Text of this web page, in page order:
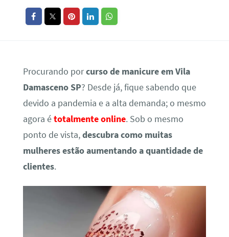
Procurando porcurso de manicure em Vila
Damasceno SP? Desde já, fique sabendo que
devido a pandemia e a alta demanda; o mesmo
agora étotalmente online. Sob o mesmo
ponto de vista,descubra como muitas
mulheres estão aumentando a quantidade de
clientes.